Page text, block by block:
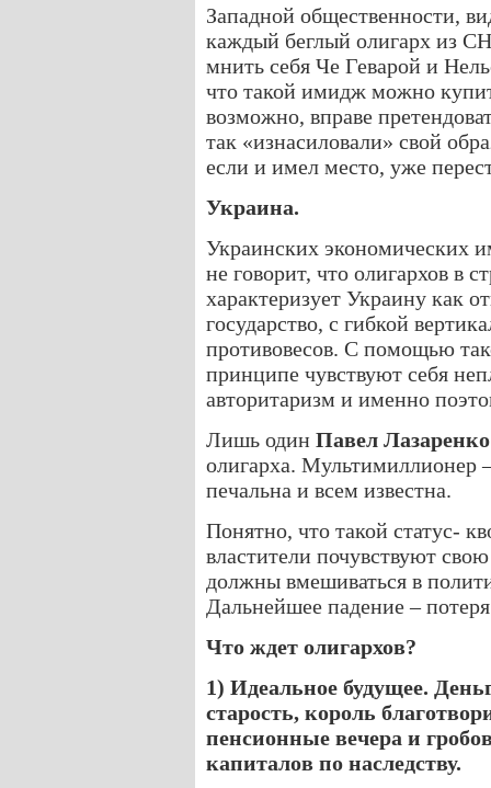
Западной общественности,
каждый беглый олигарх из
мнить себя Че Геварой и
что такой имидж можно
возможно, вправе
так «изнасиловали» свой
если и имел место, уже
Украина.
Украинских экономических
не говорит, что олигархов в
характеризует Украину как
государство, с гибкой
противовесов. С помощью
принципе чувствуют себя
авторитаризм и именно
Лишь один Павел Лазаренко
олигарха. Мультимиллионер
печальна и всем известна.
Понятно, что такой статус-
властители почувствуют
должны вмешиваться в
Дальнейшее падение –
Что ждет олигархов?
1) Идеальное будущее.
старость, король
пенсионные вечера и
капиталов по наследству.